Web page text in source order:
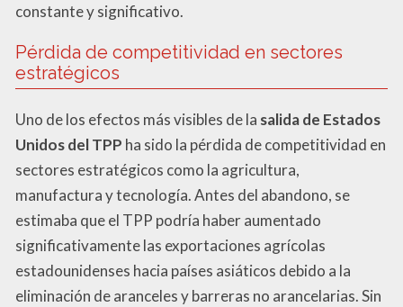
constante y significativo.
Pérdida de competitividad en sectores
estratégicos
Uno de los efectos más visibles de la salida de Estados
Unidos del TPP ha sido la pérdida de competitividad en
sectores estratégicos como la agricultura,
manufactura y tecnología. Antes del abandono, se
estimaba que el TPP podría haber aumentado
significativamente las exportaciones agrícolas
estadounidenses hacia países asiáticos debido a la
eliminación de aranceles y barreras no arancelarias. Sin